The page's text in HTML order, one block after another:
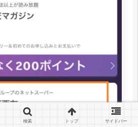
検索 トップ サイドバー